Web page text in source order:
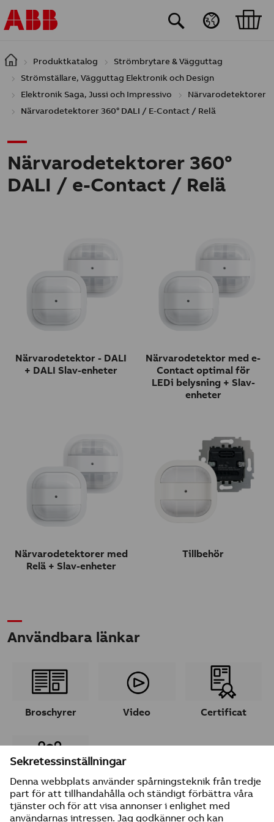
Hoppa till huvudinnehåll
Produktkatalog
Strömbrytare & Vägguttag
Strömställare, Vägguttag Elektronik och Design
Elektronik Saga, Jussi och Impressivo
Närvarodetektorer
Närvarodetektorer 360° DALI / E-Contact / Relä
Närvarodetektorer 360°
DALI / e-Contact / Relä
Närvarodetektor - DALI
+ DALI Slav-enheter
Närvarodetektor med e-
Contact optimal för
LEDi belysning + Slav-
enheter
Närvarodetektorer med
Relä + Slav-enheter
Tillbehör
Användbara länkar
Broschyrer Video Certificat
Ta kontakt